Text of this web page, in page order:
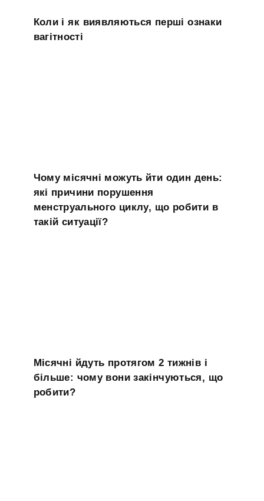
Коли і як виявляються перші ознаки
вагітності
Чому місячні можуть йти один день:
які причини порушення
менструального циклу, що робити в
такій ситуації?
Місячні йдуть протягом 2 тижнів і
більше: чому вони закінчуються, що
робити?